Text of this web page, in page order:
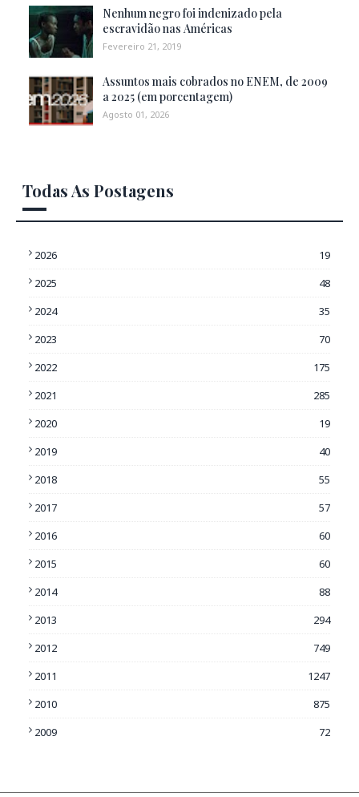
Nenhum negro foi indenizado pela
escravidão nas Américas
Fevereiro 21, 2019
Assuntos mais cobrados no ENEM, de 2009
a 2025 (em porcentagem)
Agosto 01, 2026
Todas As Postagens
2026
19
2025
48
2024
35
2023
70
2022
175
2021
285
2020
19
2019
40
2018
55
2017
57
2016
60
2015
60
2014
88
2013
294
2012
749
2011
1247
2010
875
2009
72